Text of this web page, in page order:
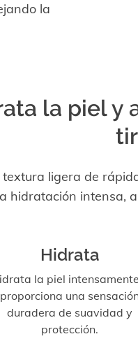
la
la piel y
textura ligera de
hidratación intensa,
Hidrata
la piel
proporciona una
duradera de suavidad y
protección.